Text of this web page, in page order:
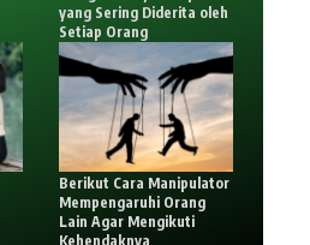
yang Sering Diderita oleh
Setiap Orang
Berikut Cara Manipulator
Mempengaruhi Orang
Lain Agar Mengikuti
Kehendaknya